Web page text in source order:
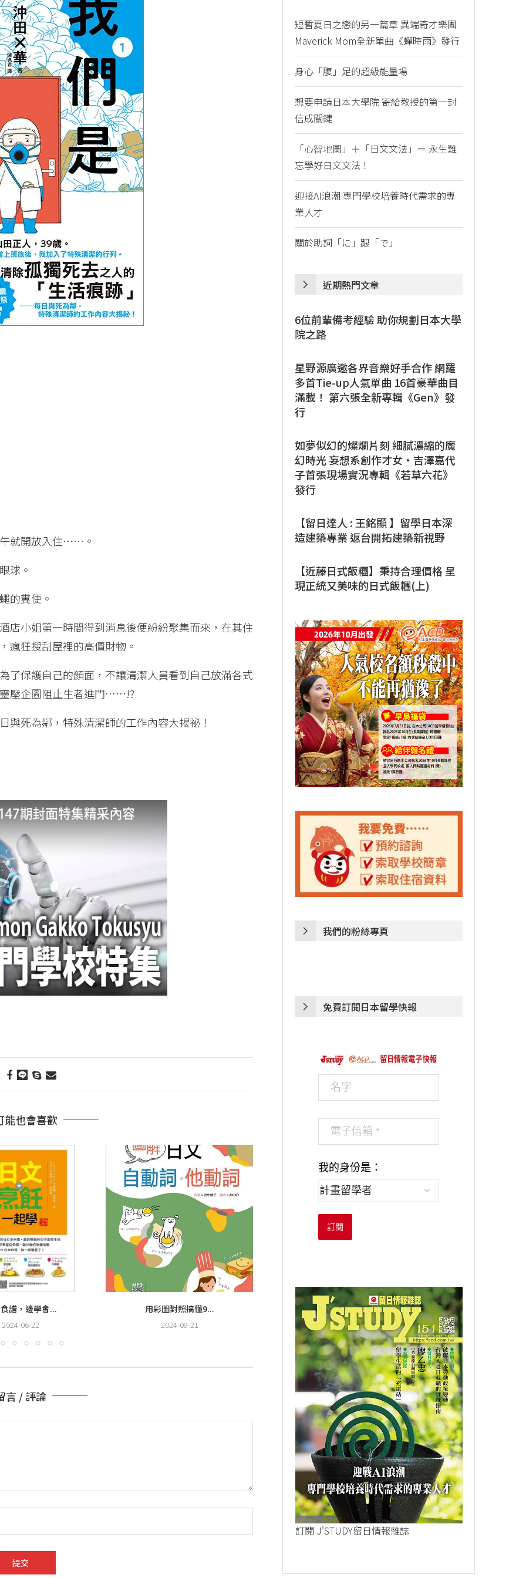
就開放入住……。
球。
的糞便。
小姐第一時間得到消息後便紛紛聚集而來，在其住
瘋狂搜刮屋裡的高價財物。
保護自己的顏面，不讓清潔人員看到自己放滿各式
壓企圖阻止生者進門……!?
死為鄰，特殊清潔師的工作內容大揭祕！
能也會喜歡
譜，邊學會...
2024-06-22
用彩圖對照搞懂9...
2024-09-21
獨樹一格以注音符...
2023-09-09
學習日文助詞，
言 / 評論
短暫夏日之戀的另一篇章 異端奇才樂團
Maverick Mom全新單曲《蟬時雨》發行
身心「腹」足的超級能量場
想要申請日本大學院 寄給教授的第一封
信成關鍵
「心智地圖」＋「日文文法」＝ 永生難
忘學好日文文法！
迎接AI浪潮 專門學校培養時代需求的專
業人才
關於助詞「に」跟「で」
近期熱門文章
6位前輩備考經驗 助你規劃日本大學
院之路
星野源廣邀各界音樂好手合作 網羅
多首Tie-up人氣單曲 16首豪華曲目
滿載！ 第六張全新專輯《Gen》發
行
如夢似幻的燦爛片刻 細膩濃縮的魔
幻時光 妄想系創作才女・吉澤嘉代
子首張現場實況專輯《若草六花》
發行
【留日達人 : 王銘顯 】留學日本深
造建築專業 返台開拓建築新視野
【近藤日式飯糰】秉持合理價格 呈
現正統又美味的日式飯糰(上)
我們的粉絲專頁
免費訂閱日本留學快報
我的身份是：
訂閱
訂閱 J'STUDY留日情報雜誌